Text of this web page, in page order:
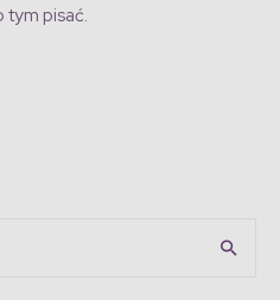
tym pisać.